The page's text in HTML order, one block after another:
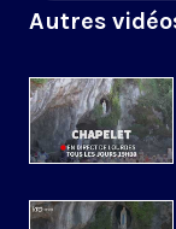
Autres